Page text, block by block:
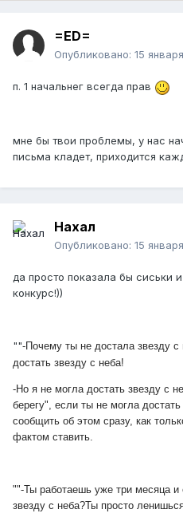
=ED=
Опубликовано: 15
п. 1 начальнег всегда прав
мне бы твои проблемы, у нас
письма кладет, приходится
Нахал
Опубликовано: 15
да просто показала бы сиськи
конкурс!))
""-Почему ты не достала звезду с
достать звезду с неба!
-Но я не могла достать звезду с
берегу", если ты не могла
сообщить об этом сразу, как
фактом ставить.
""-Ты работаешь уже три месяца
звезду с неба?Ты просто